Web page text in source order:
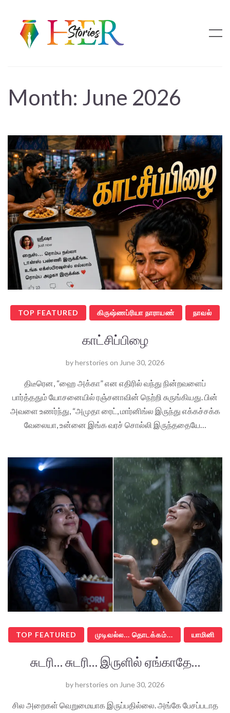
Month: June 2026
TOP FEATURED கிருஷ்ணப்ரியா நாராயண் நாவல்
காட்சிப்பிழை
byherstories on June 30, 2026
திடீரென, “ஹை அக்கா” என எதிரில் வந்து நின்றவளைப்
பார்த்ததும் யோசனையில் ரஞ்சனாவின் நெற்றி சுருங்கியது. பின்
அவளை உணர்ந்து, “அமுதா ரைட், மார்னிங்ல இருந்து எக்கச்சக்க
வேலையா, உன்னை இங்க வரச் சொல்லி இருந்ததையே…
TOP FEATURED முடிவல்ல... தொடக்கம்... யாமினி
சுடரி… சுடரி… இருளில் ஏங்காதே…
byherstories on June 30, 2026
சில அறைகள் வெறுமையாக இருப்பதில்லை. அங்கே பேசப்படாத